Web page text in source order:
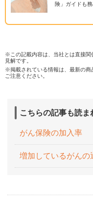
険」ガイドも務
※この記載内容は、当社とは直接関
見解です。
※掲載されている情報は、最新の商
ご注意ください。
こちらの記事も読ま
がん保険の加入率
増加しているがんの